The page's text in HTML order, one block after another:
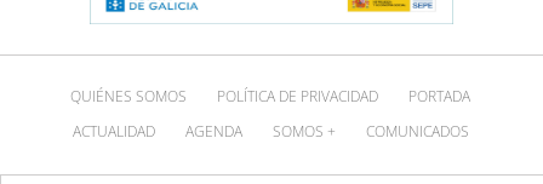
QUIÉNES SOMOS POLÍTICA DE PRIVACIDAD
PORTADA
ACTUALIDAD
AGENDA SOMOS + COMUNICADOS